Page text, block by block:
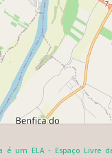
é um ELA - Espaço Livre